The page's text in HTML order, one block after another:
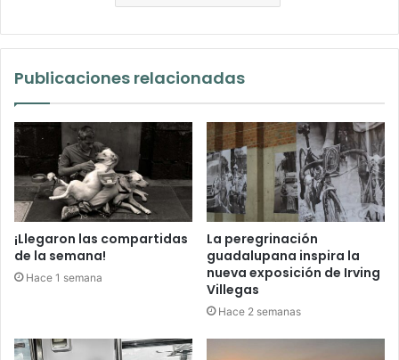
Publicaciones relacionadas
¡Llegaron las compartidas
de la semana!
Hace 1 semana
La peregrinación
guadalupana inspira la
nueva exposición de Irving
Villegas
Hace 2 semanas